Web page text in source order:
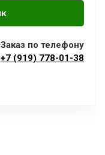
Заказ по телефону
+7 (919) 778-01-38